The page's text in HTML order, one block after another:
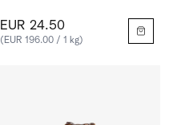
EUR 24.50
(EUR 196.00 / 1 kg)